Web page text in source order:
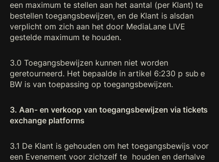
een maximum te stellen aan het aantal (per Klant) te
bestellen toegangsbewijzen, en de Klant is alsdan
verplicht om zich aan het door MediaLane LIVE
gestelde maximum te houden.
3.0 Toegangsbewijzen kunnen niet worden
geretourneerd. Het bepaalde in artikel 6:230 p sub e
BW is van toepassing op toegangsbewijzen.
3. Aan- en verkoop van toegangsbewijzen via tickets
exchange platforms
3.1 De Klant is gehouden om het toegangsbewijs voor
een Evenement voor zichzelf te houden en derhalve